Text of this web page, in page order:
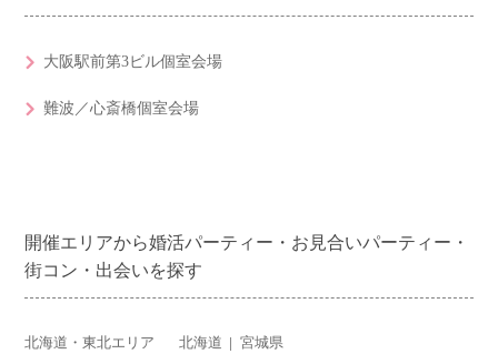
大阪駅前第3ビル個室会場
難波／心斎橋個室会場
開催エリアから婚活パーティー・お見合いパーティー・
街コン・出会いを探す
北海道・東北エリア 北海道 宮城県